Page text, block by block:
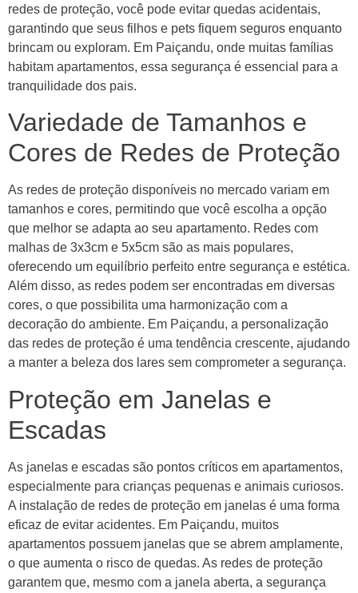
redes de proteção, você pode evitar quedas acidentais,
garantindo que seus filhos e pets fiquem seguros enquanto
brincam ou exploram. Em Paiçandu, onde muitas famílias
habitam apartamentos, essa segurança é essencial para a
tranquilidade dos pais.
Variedade de Tamanhos e
Cores de Redes de Proteção
As redes de proteção disponíveis no mercado variam em
tamanhos e cores, permitindo que você escolha a opção
que melhor se adapta ao seu apartamento. Redes com
malhas de 3x3cm e 5x5cm são as mais populares,
oferecendo um equilíbrio perfeito entre segurança e estética.
Além disso, as redes podem ser encontradas em diversas
cores, o que possibilita uma harmonização com a
decoração do ambiente. Em Paiçandu, a personalização
das redes de proteção é uma tendência crescente, ajudando
a manter a beleza dos lares sem comprometer a segurança.
Proteção em Janelas e
Escadas
As janelas e escadas são pontos críticos em apartamentos,
especialmente para crianças pequenas e animais curiosos.
A instalação de redes de proteção em janelas é uma forma
eficaz de evitar acidentes. Em Paiçandu, muitos
apartamentos possuem janelas que se abrem amplamente,
o que aumenta o risco de quedas. As redes de proteção
garantem que, mesmo com a janela aberta, a segurança